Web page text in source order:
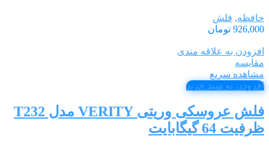
حافظه, فلش
926,000 تومان
افزودن به علاقه مندی
مقایسه
مشاهده سریع
افزودن به سبد خرید
فلش عروسکی وریتی VERITY مدل T232
ظرفیت 64 گیگابایت